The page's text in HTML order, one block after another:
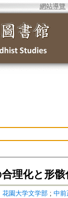
網站導覽
理化と形骸
花園大学文学部 ; 中前